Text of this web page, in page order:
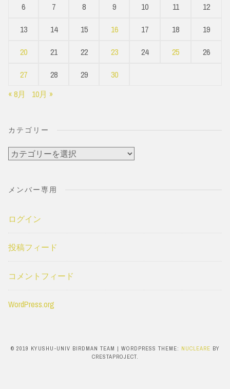
6
7 8 9 10 11
12
13
14 15 16 17 18
19
20
21 22 23 24 25
26
27
28 29
30
« 8月
10月 »
カテゴリー
カ
ゴ
ー
メンバー専用
ログイン
投稿フィード
コメントフィード
WordPress.org
© 2019 KYUSHU-UNIV BIRDMAN TEAM | WORDPRESS THEME: NUCLEARE BY
CRESTAPROJECT.